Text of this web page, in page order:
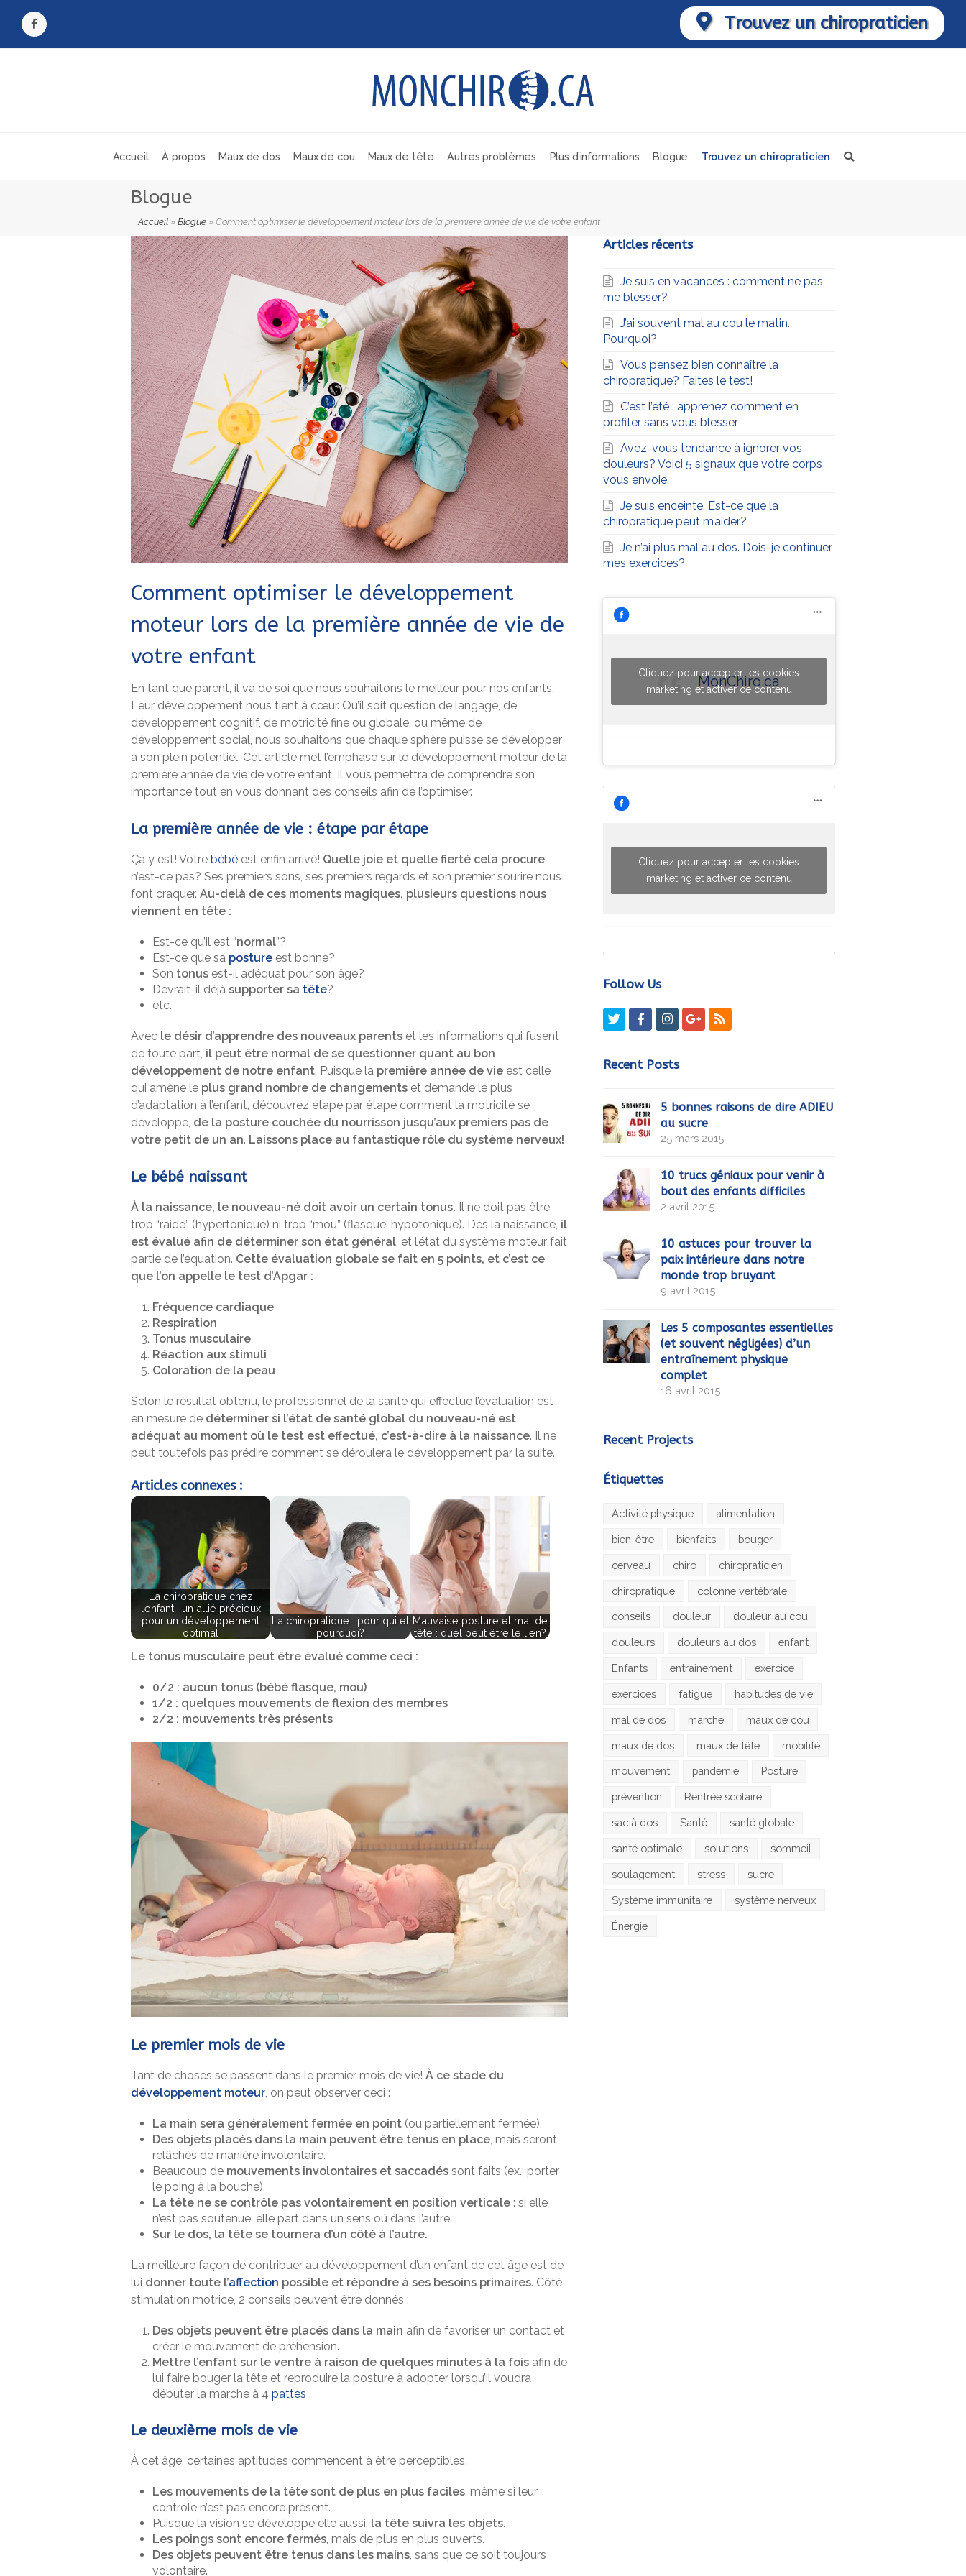
Trouvez un chiropraticien
Facebook
Accueil À propos Maux de dos Maux de cou Maux de tête Autres problèmes Plus d’informations Blogue Trouvez un chiropraticien
Blogue
Accueil » Blogue » Comment optimiser le développement moteur lors de la première année de vie de votre enfant
Comment optimiser le développement
moteur lors de la première année de vie de
votre enfant
En tant que parent, il va de soi que nous souhaitons le meilleur pour nos enfants.
Leur développement nous tient à cœur. Qu’il soit question de langage, de
développement cognitif, de motricité fine ou globale, ou même de
développement social, nous souhaitons que chaque sphère puisse se développer
à son plein potentiel. Cet article met l’emphase sur le développement moteur de la
première année de vie de votre enfant. Il vous permettra de comprendre son
importance tout en vous donnant des conseils afin de l’optimiser.
La première année de vie : étape par étape
Ça y est! Votre bébé est enfin arrivé! Quelle joie et quelle fierté cela procure
n’est-ce pas? Ses premiers sons, ses premiers regards et son premier sourire nous
font craquer. Au-delà de ces moments magiques, plusieurs questions nous
viennent en tête :
Est-ce qu’il est “normal”?
Est-ce que sa posture est bonne?
Son tonus est-il adéquat pour son âge?
Devrait-il déjà supporter sa tête?
etc.
Avec le désir d’apprendre des nouveaux parents et les informations qui fusent
de toute part, il peut être normal de se questionner quant au bon
développement de notre enfant. Puisque la première année de vie est celle
qui amène le plus grand nombre de changements et demande le plus
d’adaptation à l’enfant, découvrez étape par étape comment la motricité se
développe, de la posture couchée du nourrisson jusqu’aux premiers pas de
votre petit de un an. Laissons place au fantastique rôle du système nerveux!
Le bébé naissant
À la naissance, le nouveau-né doit avoir un certain tonus. Il ne doit pas être
trop “raide” (hypertonique) ni trop “mou” (flasque, hypotonique). Dès la naissance, il
est évalué afin de déterminer son état général , et l’état du système moteur fait
partie de l’équation. Cette évaluation globale se fait en 5 points, et c’est ce
que l’on appelle le test d’Apgar :
Fréquence cardiaque
Respiration
Tonus musculaire
Réaction aux stimuli
Coloration de la peau
Selon le résultat obtenu, le professionnel de la santé qui effectue l’évaluation est
en mesure de déterminer si l’état de santé global du nouveau-né est
adéquat au moment où le test est effectué, c’est-à-dire à la naissance. Il ne
peut toutefois pas prédire comment se déroulera le développement par la suite.
Articles connexes :
La chiropratique chez
l’enfant : un allié précieux
pour un développement
optimal
La chiropratique : pour qui et
pourquoi?
Mauvaise posture et mal de
tête : quel peut être le lien?
Le tonus musculaire peut être évalué comme ceci :
0/2 : aucun tonus (bébé flasque, mou)
1/2 : quelques mouvements de flexion des membres
2/2 : mouvements très présents
Le premier mois de vie
Tant de choses se passent dans le premier mois de vie! À ce stade du
développement moteur, on peut observer ceci :
La main sera généralement fermée en point (ou partiellement fermée).
Des objets placés dans la main peuvent être tenus en place, mais seront
relâchés de manière involontaire.
Beaucoup de mouvements involontaires et saccadés sont faits (ex.: porter
le poing à la bouche).
La tête ne se contrôle pas volontairement en position verticale : si elle
n’est pas soutenue, elle part dans un sens où dans l’autre.
Sur le dos, la tête se tournera d’un côté à l’autre.
La meilleure façon de contribuer au développement d’un enfant de cet âge est de
lui donner toute l’affection possible et répondre à ses besoins primaires. Côté
stimulation motrice, 2 conseils peuvent être donnés :
Des objets peuvent être placés dans la main afin de favoriser un contact et
créer le mouvement de préhension.
Mettre l’enfant sur le ventre à raison de quelques minutes à la fois afin de
lui faire bouger la tête et reproduire la posture à adopter lorsqu’il voudra
débuter la marche à 4 pattes .
Le deuxième mois de vie
À cet âge, certaines aptitudes commencent à être perceptibles.
Les mouvements de la tête sont de plus en plus faciles, même si leur
contrôle n’est pas encore présent.
Puisque la vision se développe elle aussi, la tête suivra les objets.
Les poings sont encore fermés, mais de plus en plus ouverts.
Des objets peuvent être tenus dans les mains, sans que ce soit toujours
volontaire.
Articles récents
Je suis en vacances : comment ne pas
me blesser?
J’ai souvent mal au cou le matin.
Pourquoi?
Vous pensez bien connaître la
chiropratique? Faites le test!
C’est l’été : apprenez comment en
profiter sans vous blesser
Avez-vous tendance à ignorer vos
douleurs? Voici 5 signaux que votre corps
vous envoie.
Je suis enceinte. Est-ce que la
chiropratique peut m’aider?
Je n’ai plus mal au dos. Dois-je continuer
mes exercices?
MonChiro.ca
Cliquez pour accepter les cookies
marketing et activer ce contenu
Cliquez pour accepter les cookies
marketing et activer ce contenu
Follow Us
TwitterFacebookInstagramGooglePlus
RSS
Recent Posts
5 bonnes raisons de dire ADIEU
au sucre
25 mars 2015
10 trucs géniaux pour venir à
bout des enfants difficiles
2 avril 2015
10 astuces pour trouver la
paix intérieure dans notre
monde trop bruyant
9 avril 2015
Les 5 composantes essentielles
(et souvent négligées) d’un
entraînement physique
complet
16 avril 2015
Recent Projects
Étiquettes
Activité physique alimentation
bien-être bienfaits bouger
cerveau chiro chiropraticien
chiropratique colonne vertébrale
conseils douleur douleur au cou
douleurs douleurs au dos enfant
Enfants entrainement exercice
exercices fatigue habitudes de vie
mal de dos marche maux de cou
maux de dos maux de tête mobilité
mouvement pandémie Posture
prévention Rentrée scolaire
sac à dos Santé santé globale
santé optimale solutions sommeil
soulagement stress sucre
Système immunitaire système nerveux
Énergie